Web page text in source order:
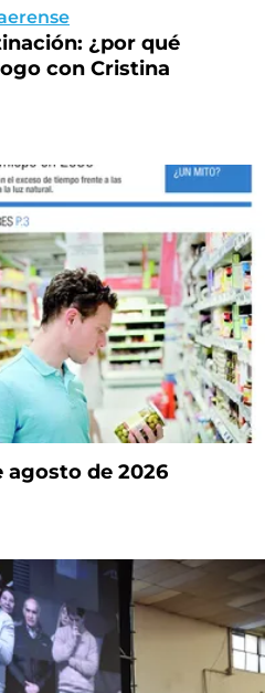
¿por qué
con Cristina
agosto de 2026